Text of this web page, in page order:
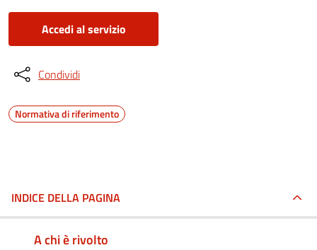
Accedi al servizio
Condividi
Normativa di riferimento
INDICE DELLA PAGINA
A chi è rivolto